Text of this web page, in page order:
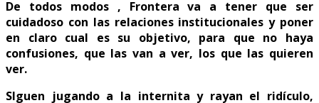
De todos modos , Frontera va a tener que ser
cuidadoso con las relaciones institucionales y poner
en claro cual es su objetivo, para que no haya
confusiones, que las van a ver, los que las quieren
ver.
SIguen jugando a la internita y rayan el ridículo,